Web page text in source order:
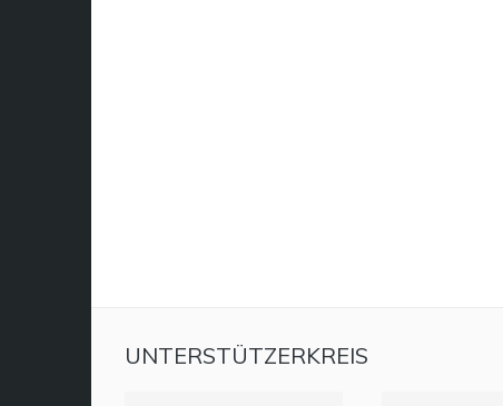
UNTERSTÜTZERKREIS